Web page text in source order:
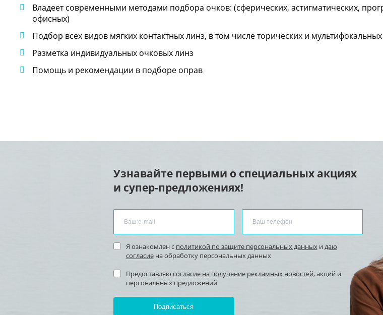
Владеет современными методами подбора очков: (сферических, астигматических,
офисных)
Подбор всех видов мягких контактных линз, в том числе торических и мультифокальных
Разметка индивидуальных очковых линз
Помощь и рекомендации в подборе оправ
Узнавайте первыми о специальных акциях
и супер-предложениях!
Я ознакомлен с политикой по защите персональных данныхи даю
согласиена обработку персональных данных
Предоставляю согласие на получение рекламных новостей, акций и
персональных предложений